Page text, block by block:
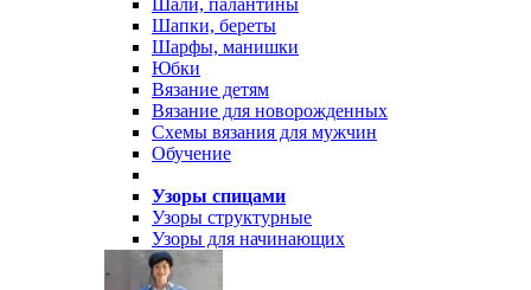
Шали, палантины
Шапки, береты
Шарфы, манишки
Юбки
Вязание детям
Вязание для новорожденных
Схемы вязания для мужчин
Обучение
Узоры спицами
Узоры структурные
Узоры для начинающих